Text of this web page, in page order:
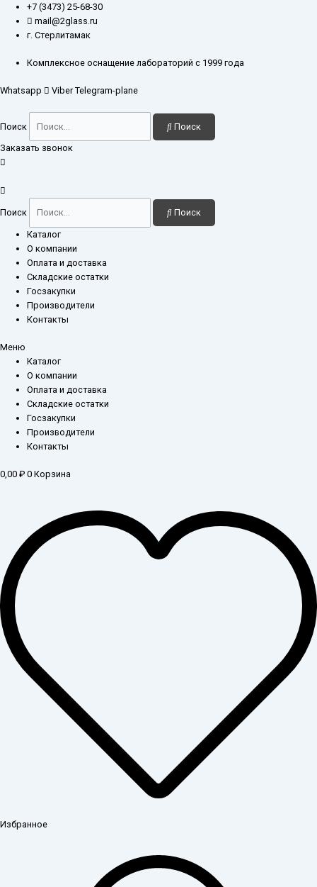
Перейти
содержимому
+7 (3473) 25-68-30
mail@2glass.ru
г. Стерлитамак
Комплексное оснащение лабораторий с 1999 года
Whatsapp Viber Telegram-plane
Поиск Поиск
Заказать звонок
Поиск Поиск
Каталог
О компании
Оплата и доставка
Складские остатки
Госзакупки
Производители
Контакты
Меню
Каталог
О компании
Оплата и доставка
Складские остатки
Госзакупки
Производители
Контакты
0,00 ₽ 0 Корзина
Избранное
Количество
товара
Пробирка
сжигания
мл,